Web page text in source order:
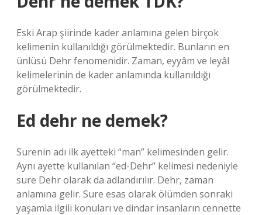
Eski Arap şiirinde kader anlamına gelen birçok
kelimenin kullanıldığı görülmektedir. Bunların en
ünlüsü Dehr fenomenidir. Zaman, eyyâm ve leyâl
kelimelerinin de kader anlamında kullanıldığı
görülmektedir.
Ed dehr ne demek?
Surenin adı ilk ayetteki “man” kelimesinden gelir.
Aynı ayette kullanılan “ed-Dehr” kelimesi nedeniyle
sure Dehr olarak da adlandırılır. Dehr, zaman
anlamına gelir. Sure esas olarak ölümden sonraki
yaşamla ilgili konuları ve dindar insanların cennette